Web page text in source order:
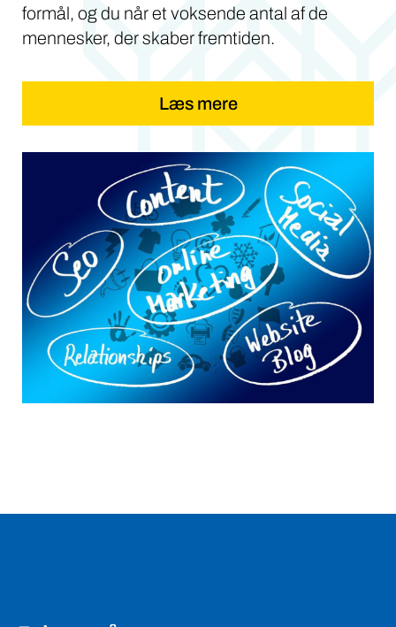
formål, og du når et voksende antal af de
mennesker, der skaber fremtiden.
Læs mere